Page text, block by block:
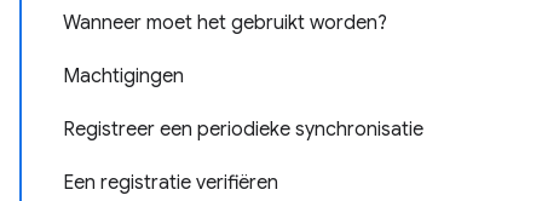
Wanneer moet het gebruikt worden?
Machtigingen
Registreer een periodieke synchronisatie
Een registratie verifiëren